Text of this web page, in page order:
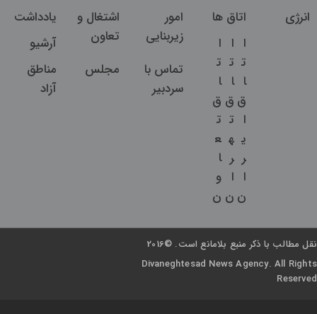
انرژی
اتاق ها
ا
ت
ا
ق
ا
ی
ر
ا
ن
ا
ت
ا
ق
ت
ه
ر
ا
ن
ا
ت
ا
ق
ت
ع
ا
و
ن
امور
زیربنایی
اشتغال و
تعاون
یادداشت
آرشیو
تماس با
سردبیر
مجلس
مناطق
آزاد
نقل مطالب با ذکر منبع بلامانع است. ©2016
Divaneghtesad News Agency. All Rights
Reserved